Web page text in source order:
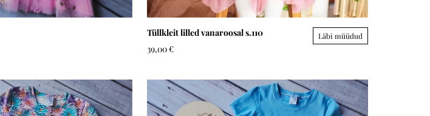
Tüllkleit lilled vanaroosal s.110
39,00 €
Läbi müüdud